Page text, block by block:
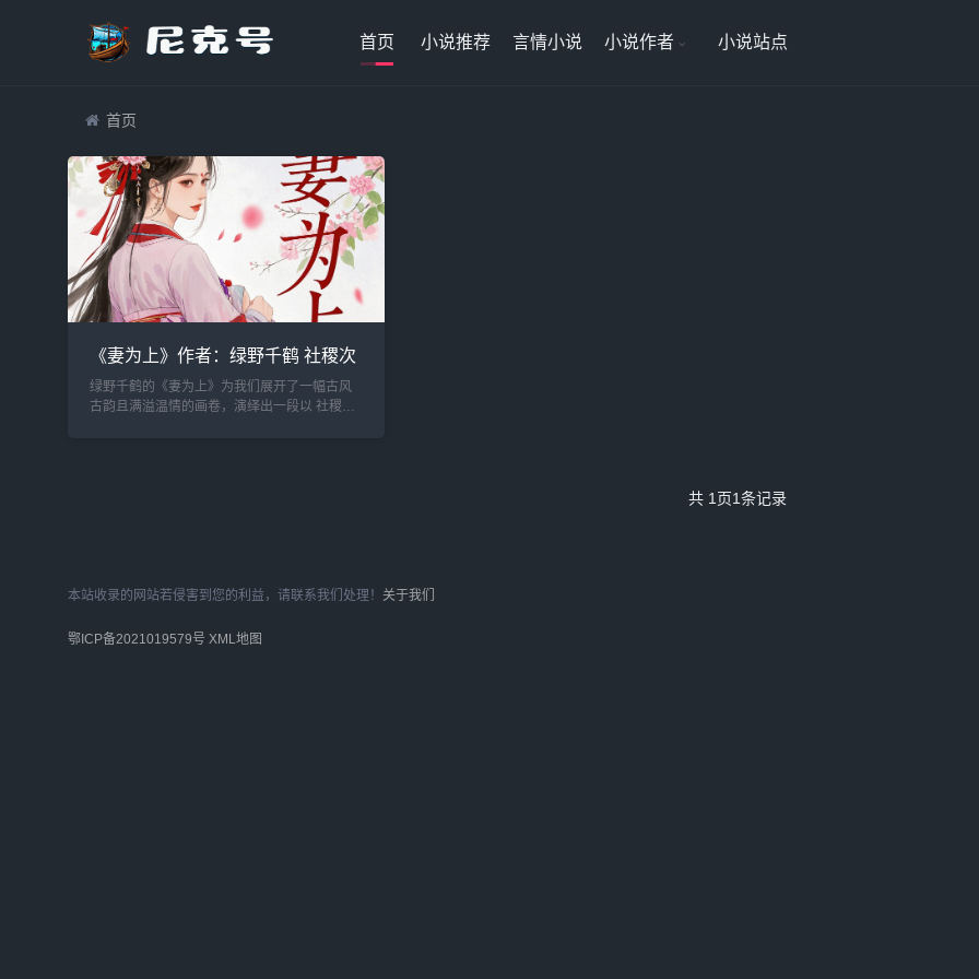
首页 小说推荐 言情小说 小说作者 小说站点
首页
《妻为上》作者：绿野千鹤 社稷次
之，夫为轻
绿野千鹤的《妻为上》为我们展开了一幅古风
古韵且满溢温情的画卷，演绎出一段以 社稷次
共 1 页1条记录
本站收录的网站若侵害到您的利益，请联系我们处理！ 关于我们
鄂ICP备2021019579号 XML地图